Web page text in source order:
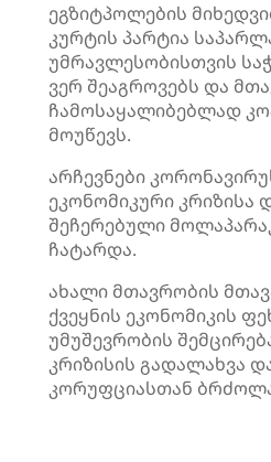
ეგზიტპოლების
კურტის პარტია
უმრავლესობისთვის
ვერ შეაგროვებს და
ჩამოსაყალიბებლად
მოუწევს.
არჩევნები
ეკონომიკური კრიზისა
შეჩერებული
ჩატარდა.
ახალი მთავრობის
ქვეყნის ეკონომიკის
უმუშევრობის
კრიზისის გადალახვა
კორუფციასთან ბრძოლა